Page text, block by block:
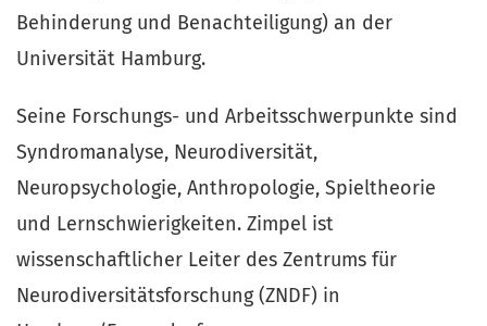
Behinderung und Benachteiligung) an der
Universität Hamburg.
Seine Forschungs- und Arbeitsschwerpunkte sind
Syndromanalyse, Neurodiversität,
Neuropsychologie, Anthropologie, Spieltheorie
und Lernschwierigkeiten. Zimpel ist
wissenschaftlicher Leiter des Zentrums für
Neurodiversitätsforschung (ZNDF) in